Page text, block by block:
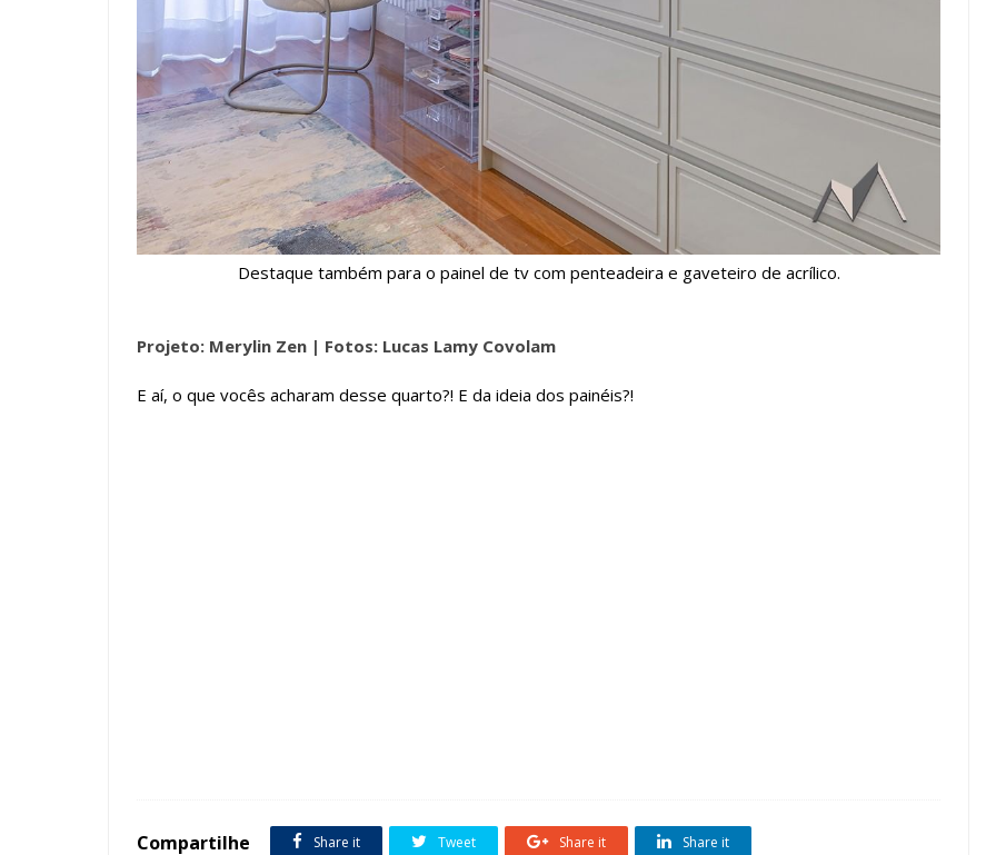
Destaque também para o painel de tv com penteadeira e gaveteiro de acrílico.
Projeto: Merylin Zen | Fotos: Lucas Lamy Covolam
E aí, o que vocês acharam desse quarto?! E da ideia dos painéis?!
Compartilhe Share it Tweet Share it Share it